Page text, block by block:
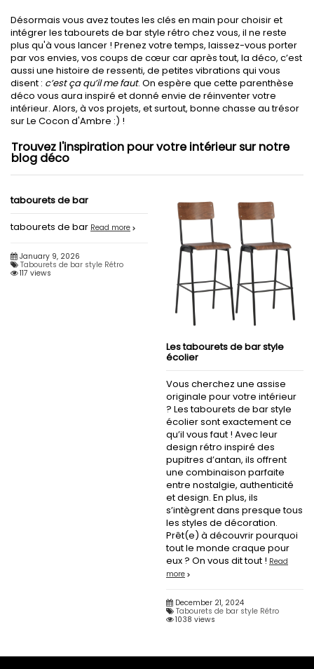
Désormais vous avez toutes les clés en main pour choisir et
intégrer les tabourets de bar style rétro chez vous, il ne reste
plus qu'à vous lancer ! Prenez votre temps, laissez-vous porter
par vos envies, vos coups de cœur car après tout, la déco, c’est
aussi une histoire de ressenti, de petites vibrations qui vous
disent : c’est ça qu’il me faut. On espère que cette parenthèse
déco vous aura inspiré et donné envie de réinventer votre
intérieur. Alors, à vos projets, et surtout, bonne chasse au trésor
sur Le Cocon d'Ambre :) !
Trouvez l'inspiration pour votre intérieur sur notre
blog déco
tabourets de bar
tabourets de bar Read more
January 9, 2026
Tabourets de bar style Rétro
117 views
Les tabourets de bar style
écolier
Vous cherchez une assise
originale pour votre intérieur
? Les tabourets de bar style
écolier sont exactement ce
qu’il vous faut ! Avec leur
design rétro inspiré des
pupitres d’antan, ils offrent
une combinaison parfaite
entre nostalgie, authenticité
et design. En plus, ils
s’intègrent dans presque tous
les styles de décoration.
Prêt(e) à découvrir pourquoi
tout le monde craque pour
eux ? On vous dit tout ! Read
more
December 21, 2024
Tabourets de bar style Rétro
1038 views